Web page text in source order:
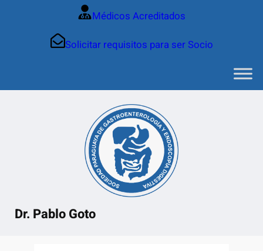
Médicos Acreditados
Solicitar requisitos para ser Socio
Dr. Pablo Goto